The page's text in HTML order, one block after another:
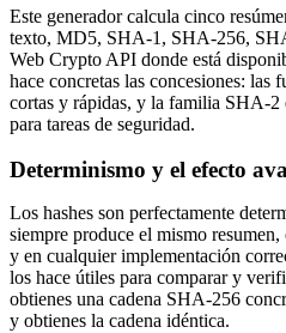
Este generador calcula cinco
texto, MD5, SHA-1, SHA-256,
Web Crypto API donde está
hace concretas las concesiones: las
cortas y rápidas, y la familia SHA-2
para tareas de seguridad.
Determinismo y el efecto
Los hashes son perfectamente
siempre produce el mismo
y en cualquier implementación
los hace útiles para comparar y
obtienes una cadena SHA-256
y obtienes la cadena idéntica.